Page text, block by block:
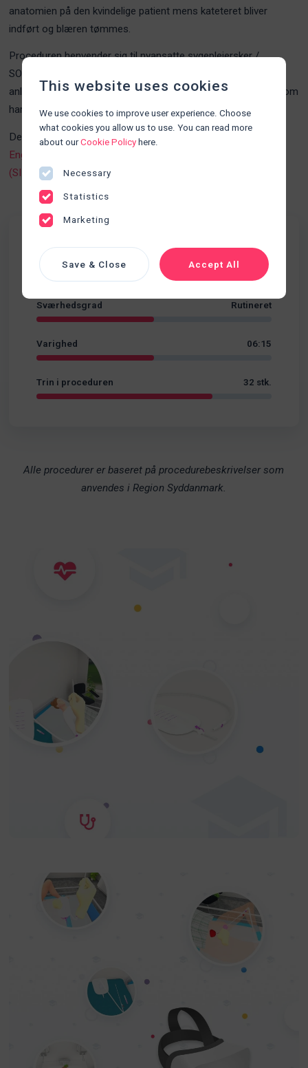
anatomien på den kvindelige patient mens kateteret bliver
indført og blæren tømmes.
Proceduren henvender sig til nyansatte sygeplejersker /
SOSU'er, som mangler erfaring og rutine i praktisk udførelse i
anlæggelse af kateter. Og erfarne sygeplejersker / SOSU'er, som
har behov for genopfriskning.
Denne procedurer kan med fordel kombineres med
Engangskateterisation (SIK) til kvinde
(SIK) til mandogEngangskateterisation (RIK) til mand
Fakta
Kategori Udskillelser
Sværhedsgrad Rutineret
Varighed 06:15
Trin i proceduren 32 stk.
Alle procedurer er baseret på procedurebeskrivelser som
anvendes i Region Syddanmark.
This website uses cookies
We use cookies to improve user experience. Choose
what cookies you allow us to use. You can read more
about ourCookie Policy here.
Necessary
Statistics
Marketing
Save & Close Accept All